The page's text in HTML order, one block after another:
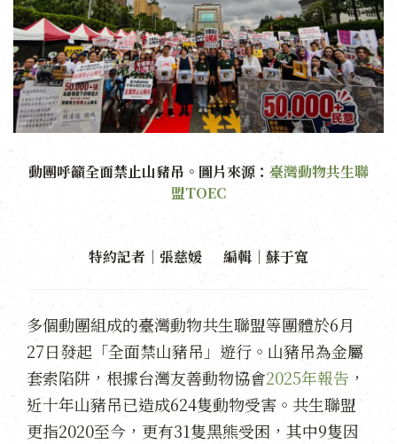
動團呼籲全面禁止山豬吊。圖片來源： 臺灣動物共生聯
盟TOEC
特約記者｜張慈媛 編輯｜蘇于寬
多個動團組成的臺灣動物共生聯盟等團體於6月
27日發起「全面禁山豬吊」遊行。山豬吊為金屬
套索陷阱，根據台灣友善動物協會2025年報告 ，
近十年山豬吊已造成624隻動物受害。共生聯盟
更指2020至今，更有31隻黑熊受困，其中9隻因